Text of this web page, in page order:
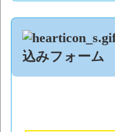
込みフォーム